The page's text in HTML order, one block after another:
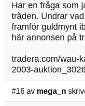
Har en fråga som
tråden. Undrar
framför guldmynt
här annonsen på
tradera.com/wau-
2003-
#16 av mega_n